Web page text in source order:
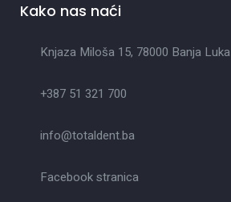
Kako nas naći
Knjaza Miloša 15, 78000 Banja Luka
+387 51 321 700
info@totaldent.ba
Facebook stranica